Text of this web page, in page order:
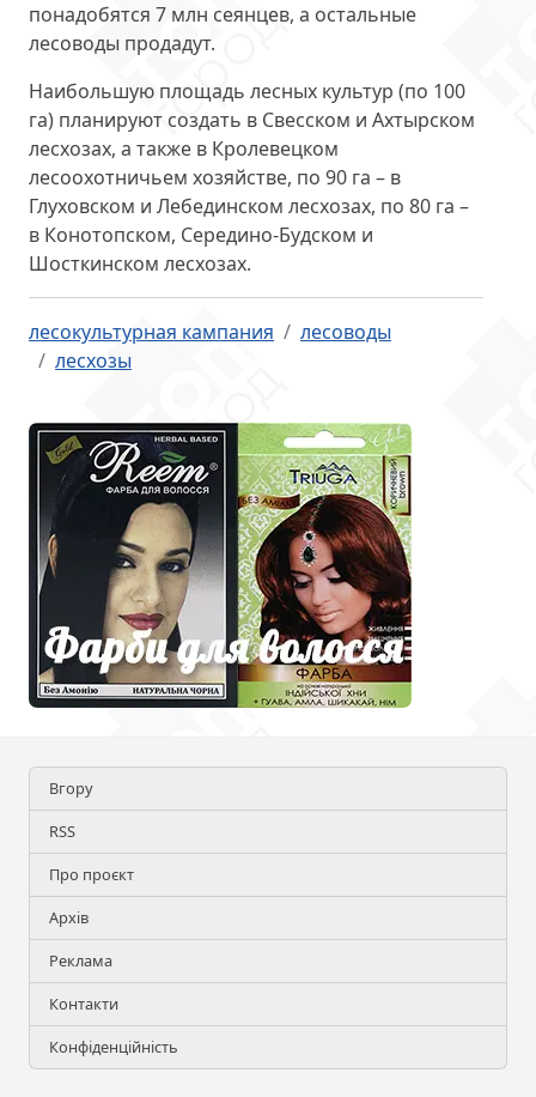
понадобятся 7 млн сеянцев, а остальные
лесоводы продадут.
Наибольшую площадь лесных культур (по 100
га) планируют создать в Свесском и Ахтырском
лесхозах, а также в Кролевецком
лесоохотничьем хозяйстве, по 90 га – в
Глуховском и Лебединском лесхозах, по 80 га –
в Конотопском, Середино-Будском и
Шосткинском лесхозах.
лесокультурная кампания
лесоводы
лесхозы
Вгору
RSS
Про проєкт
Архів
Реклама
Контакти
Конфіденційність